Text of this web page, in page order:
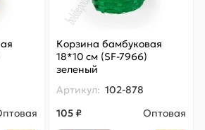
Корзина бамбуковая
18*10 см (SF-7966)
зеленый
Артикул: 102-878
105 ₽
Оптовая